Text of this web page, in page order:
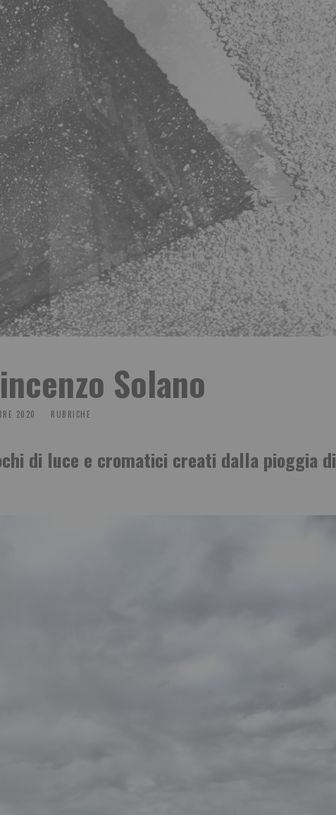
Solano
2020 RUBRICHE
di luce e cromatici creati dalla pioggia di